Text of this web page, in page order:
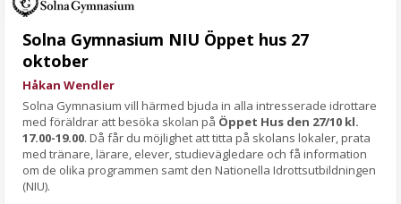
Solna Gymnasium NIU Öppet hus 27
oktober
Håkan Wendler
Solna Gymnasium vill härmed bjuda in alla intresserade idrottare
med föräldrar att besöka skolan på Öppet Hus den 27/10 kl.
17.00-19.00. Då får du möjlighet att titta på skolans lokaler, prata
med tränare, lärare, elever, studievägledare och få information
om de olika programmen samt den Nationella Idrottsutbildningen
(NIU).